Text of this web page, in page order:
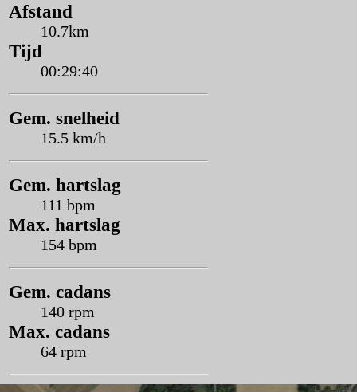
Afstand
10.7km
Tijd
00:29:40
Gem. snelheid
15.5 km/h
Gem. hartslag
111 bpm
Max. hartslag
154 bpm
Gem. cadans
140 rpm
Max. cadans
64 rpm